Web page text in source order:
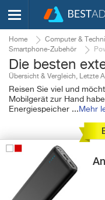
Home Computer &
Smartphone-Zubehör
Die besten
Übersicht & Vergleich, Letzte
Reisen Sie viel und
Mobilgerät zur Hand
Energiespeicher ... Mehr